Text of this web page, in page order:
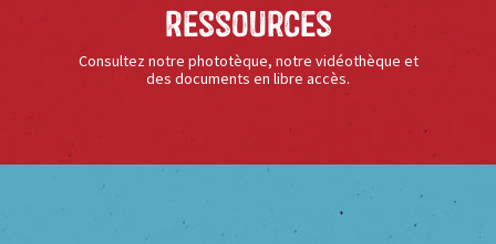
Ressources
Consultez notre phototèque, notre vidéothèque et
des documents en libre accès.